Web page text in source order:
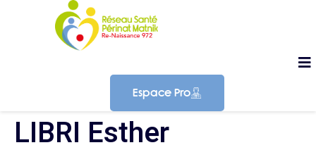
Espace Pro
LIBRI Esther